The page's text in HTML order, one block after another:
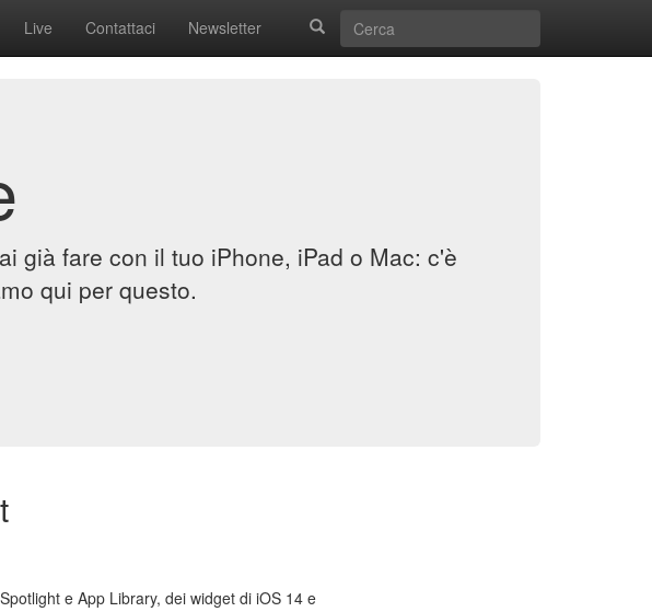
Live Contattaci Newsletter
già fare con il tuo iPhone, iPad o Mac: c'è
qui per questo.
e App Library, dei widget di iOS 14 e